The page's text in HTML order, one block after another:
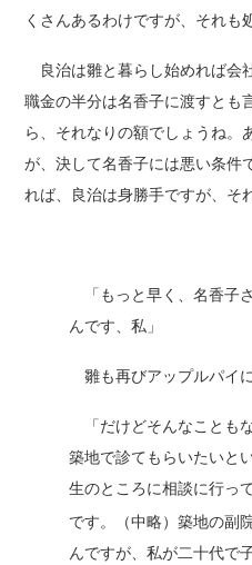
くさんあるわけですが、それも
良治は雛と暮らし始めれば会
職金の半分は名香子に渡すとも
ら、それなりの額でしょうね。
が、決して名香子には悪い条件
れば、良治は身勝手ですが、そ
「もっと早く、名香子
んです、私」
雛も再びアップルパイ
「だけどそんなことも
築地で診てもらいたいと
生のところに相談に行っ
です。（中略）築地の副
んですが、私が二十代で